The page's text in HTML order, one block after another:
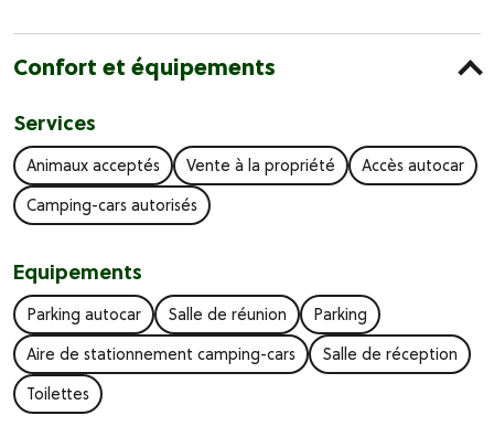
Confort et équipements
Services
Animaux acceptés Vente à la propriété
Accès autocar
Camping-cars autorisés
Equipements
Parking autocar Salle de réunion
Parking
Aire de stationnement camping-cars
Salle de réception
Toilettes